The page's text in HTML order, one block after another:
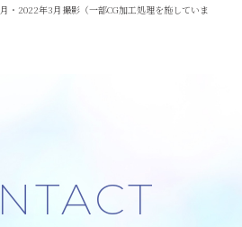
・2022年3月撮影（一部CG加工処理を施していま